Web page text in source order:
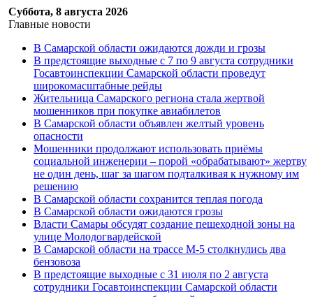
Суббота, 8 августа 2026
Главные новости
В Самарской области ожидаются дожди и грозы
В предстоящие выходные с 7 по 9 августа сотрудники
Госавтоинспекции Самарской области проведут
широкомасштабные рейды
Жительница Самарского региона стала жертвой
мошенников при покупке авиабилетов
В Самарской области объявлен желтый уровень
опасности
Мошенники продолжают использовать приёмы
социальной инженерии – порой «обрабатывают» жертву
не один день, шаг за шагом подталкивая к нужному им
решению
В Самарской области сохранится теплая погода
В Самарской области ожидаются грозы
Власти Самары обсудят создание пешеходной зоны на
улице Молодогвардейской
В Самарской области на трассе М-5 столкнулись два
бензовоза
В предстоящие выходные с 31 июля по 2 августа
сотрудники Госавтоинспекции Самарской области